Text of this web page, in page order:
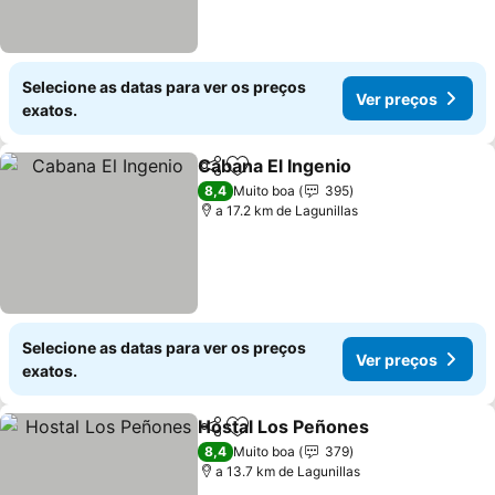
Selecione as datas para ver os preços
exatos.
Ver preços
PartilharAdicionar aos favoritos
Cabana El Ingenio
8,4 Muito boa
395
a 17.2 km de Lagunillas
Selecione as datas para ver os preços
exatos.
Ver preços
PartilharAdicionar aos favoritos
Hostal Los Peñones
8,4 Muito boa
379
a 13.7 km de Lagunillas